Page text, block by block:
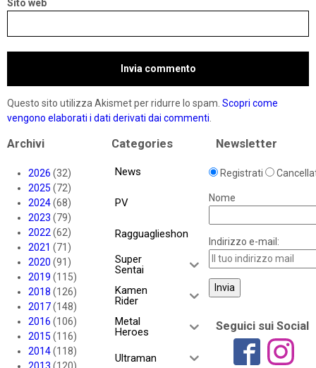
Sito web
Questo sito utilizza Akismet per ridurre lo spam. Scopri come
vengono elaborati i dati derivati dai commenti.
Archivi
2026 (32)
2025 (72)
2024(68)
2023 (79)
2022(62)
2021 (71)
2020 (91)
2019 (115)
2018 (126)
2017(148)
2016 (106)
2015 (116)
2014(118)
Categories
News
PV
Ragguaglieshon
Super
Sentai
Kamen
Rider
Metal
Heroes
Ultraman
Newsletter
Registrati
Nome
Indirizzo e-mail:
Seguici sui Social